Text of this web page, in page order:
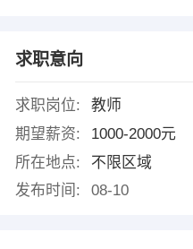
求职意向
求职岗位:
教师
期望薪资:
1000-2000元
所在地点:
不限区域
发布时间:
08-10